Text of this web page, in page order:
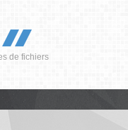
de fichiers